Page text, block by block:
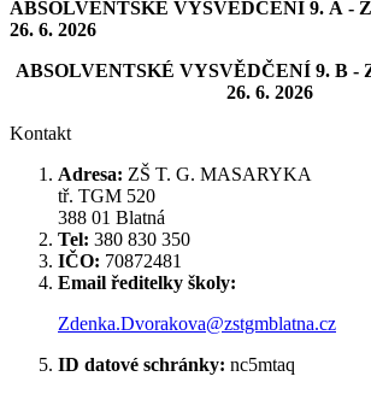
ABSOLVENTSKÉ VYSVĚDČENÍ 9. A -
26. 6. 2026
ABSOLVENTSKÉ VYSVĚDČENÍ 9. B
26. 6. 2026
Kontakt
Adresa: ZŠ T. G. MASARYKA
tř. TGM 520
388 01 Blatná
Tel: 380 830 350
IČO: 70872481
Email ředitelky školy:
Zdenka.Dvorakova@zstgmblatna.cz
ID datové schránky: nc5mtaq